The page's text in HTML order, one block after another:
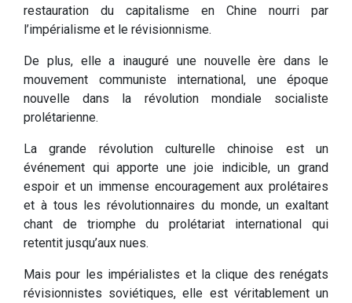
restauration du capitalisme en Chine nourri par
l’impérialisme et le révisionnisme.
De plus, elle a inauguré une nouvelle ère dans le
mouvement communiste international, une époque
nouvelle dans la révolution mondiale socialiste
prolétarienne.
La grande révolution culturelle chinoise est un
événement qui apporte une joie indicible, un grand
espoir et un immense encouragement aux prolétaires
et à tous les révolutionnaires du monde, un exaltant
chant de triomphe du prolétariat international qui
retentit jusqu’aux nues.
Mais pour les impérialistes et la clique des renégats
révisionnistes soviétiques, elle est véritablement un